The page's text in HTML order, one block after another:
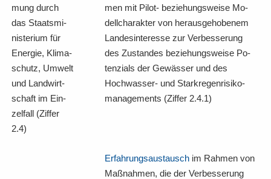
mung durch
das Staats­mi­
nis­te­ri­um für
En­er­gie, Kli­ma­
schutz, Um­welt
und Land­wirt­
schaft im Ein­
zel­fall (Zif­fer
2.4)
men mit Pilot-​ be­zie­hungs­wei­se Mo­
dell­cha­rak­ter von her­aus­ge­ho­be­nem
Lan­des­in­ter­es­se zur Ver­bes­se­rung
des Zu­stan­des be­zie­hungs­wei­se Po­
ten­zi­als der Ge­wäs­ser und des
Hochwasser-​ und Stark­re­gen­ri­si­ko­
ma­nage­ments (Zif­fer 2.4.1)
Er­fah­rungs­aus­tausch im Rah­men von
Maß­nah­men, die der Ver­bes­se­rung